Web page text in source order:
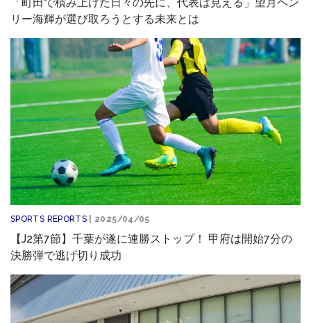
リー海輝が選び取ろうとする未来とは
SPORTS REPORTS | 2025/04/05
【J2第7節】千葉が遂に連勝ストップ！ 甲府は開始7分の
決勝弾で逃げ切り成功